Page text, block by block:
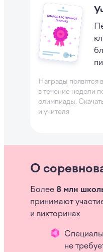
Награды появятся
в течение недели
олимпиады.
и учителя
О
Более 8 млн
принимают
и викторинах
не